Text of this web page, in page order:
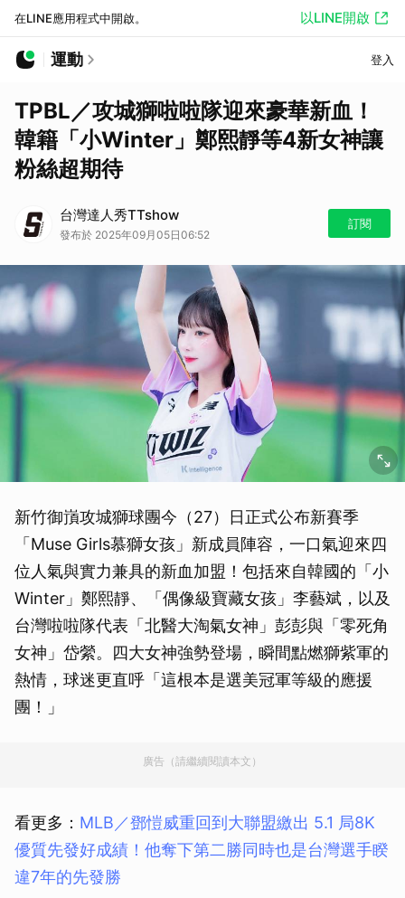
在LINE應用程式中開啟。 以LINE開啟
運動 登入
TPBL／攻城獅啦啦隊迎來豪華新血！
韓籍「小Winter」鄭熙靜等4新女神讓
粉絲超期待
台灣達人秀TTshow
發布於 2025年09月05日06:52
訂閱
新竹御嵿攻城獅球團今（27）日正式公布新賽季
「Muse Girls慕獅女孩」新成員陣容，一口氣迎來四
位人氣與實力兼具的新血加盟！包括來自韓國的「小
Winter」鄭熙靜、「偶像級寶藏女孩」李藝斌，以及
台灣啦啦隊代表「北醫大淘氣女神」彭彭與「零死角
女神」岱縈。四大女神強勢登場，瞬間點燃獅紫軍的
熱情，球迷更直呼「這根本是選美冠軍等級的應援
團！」
廣告（請繼續閱讀本文）
看更多： MLB／鄧愷威重回到大聯盟繳出 5.1 局8K
優質先發好成績！他奪下第二勝同時也是台灣選手睽
違7年的先發勝